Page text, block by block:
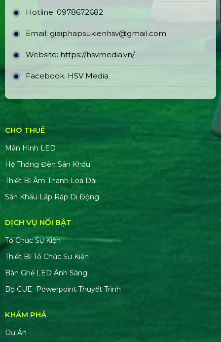
Hotline: 0978672682
Email: giaiphapsukienhsv@gmail.com
Website: https://hsvmedia.vn/
Facebook: HSV Media
CHO THUÊ
Màn Hình LED
Hệ Thống Đèn Sân Khấu
Thiết Bị Âm Thanh Loa Dài
Sân Khấu Lắp Ráp Di Động
DỊCH VỤ NỔI BẬT
Tổ Chức Sự Kiện
Thiết Bị Tổ Chức Sự Kiện
Bàn Ghế LED Ánh Sáng
Bộ CUE Powerpoint Thuyết Trình
KHÁM PHÁ
Dự Án